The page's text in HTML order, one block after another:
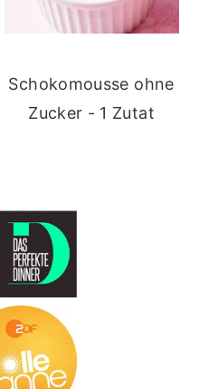
Schokomousse ohne
Zucker - 1 Zutat